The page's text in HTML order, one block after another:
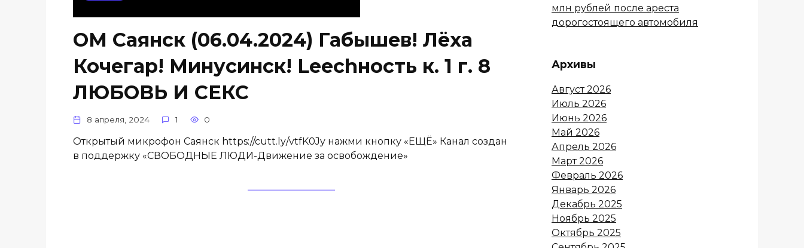
ОМ Саянск (06.04.2024) Габышев! Лёха
Кочегар! Минусинск! Lеесhность к. 1 г. 8
ЛЮБОВЬ И СЕКС
8 апреля, 2024 1 0
Открытый микрофон Саянск https://cutt.ly/vtfK0Jy нажми кнопку «ЕЩЁ» Канал создан
в поддержку «СВОБОДНЫЕ ЛЮДИ-Движение за освобождение»
млн рублей после ареста
дорогостоящего автомобиля
Архивы
Август 2026
Июль 2026
Июнь 2026
Май 2026
Апрель 2026
Март 2026
Февраль 2026
Январь 2026
Декабрь 2025
Ноябрь 2025
Октябрь 2025